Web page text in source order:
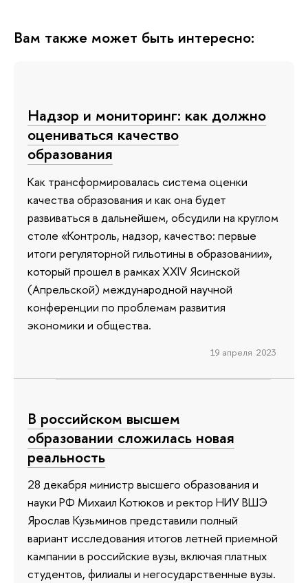
Вам также может быть интересно:
Надзор и мониторинг: как должно
оцениваться качество
образования
Как трансформировалась система оценки
качества образования и как она будет
развиваться в дальнейшем, обсудили на круглом
столе «Контроль, надзор, качество: первые
итоги регуляторной гильотины в образовании»,
который прошел в рамках XXIV Ясинской
(Апрельской) международной научной
конференции по проблемам развития
экономики и общества.
19 апреля 2023
В российском высшем
образовании сложилась новая
реальность
28 декабря министр высшего образования и
науки РФ Михаил Котюков и ректор НИУ ВШЭ
Ярослав Кузьминов представили полный
вариант исследования итогов летней приемной
кампании в российские вузы, включая платных
студентов, филиалы и негосударственные вузы.